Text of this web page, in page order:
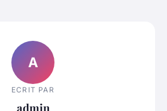
A
ECRIT PAR
admin